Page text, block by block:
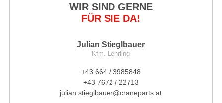
WIR SIND GERNE
FÜR SIE DA!
Julian Stieglbauer
Kfm. Lehrling
+43 664 / 3985848
+43 7672 / 22713
julian.stieglbauer@craneparts.at